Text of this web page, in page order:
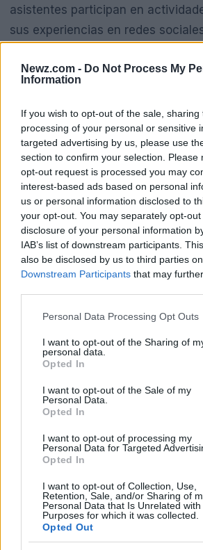
Newz.com - Do Not Process My
Information
If you wish to opt-out of the sale,
processing of your personal or sensitive
targeted advertising by us, please use
section to confirm your selection. Please
opt-out request is processed you may
interest-based ads based on personal
us or personal information disclosed to
your opt-out. You may separately opt-
disclosure of your personal information
IAB’s list of downstream participants.
also be disclosed by us to third parties
Downstream Participants that may
Please note that this website/app uses
not limited to your visit or usage
grant or deny consent to Google and its
use your data for below specified
consent section.
Personal Data Processing Opt Outs
I want to opt-out of the Sharing of
personal data.
Opted In
I want to opt-out of the Sale of my
Personal Data.
Opted In
I want to opt-out of processing my
Personal Data for Targeted
Opted In
I want to opt-out of Collection, Use,
Retention, Sale, and/or Sharing of
Personal Data that Is Unrelated
Purposes for which it was collected.
Opted Out
asistentes participan en
sus experiencias en redes
información esencial sobre su
ayudando a identificar qué
qué áreas podrían necesitar
donde el crecimiento sostenible
cada interacción cuenta.
Lecciones aprendidas
fundadores y PMs
La activación de Hulu en Comic
maximiza la interacción y, por
conversión. Segundo, cualquier
tener un enfoque claro en la
En un mundo donde los datos
petróleo, conocer a tu audiencia
necesidades.